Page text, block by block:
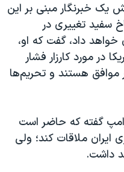
یک خبرنگار مبنی بر این
سفید تغییری در
خواهد داد، گفت که او،
در مورد کارزار فشار
موافق هستند و تحریم‌ها
گفته که حاضر است
ملاقات کند؛ ولی
داشت.